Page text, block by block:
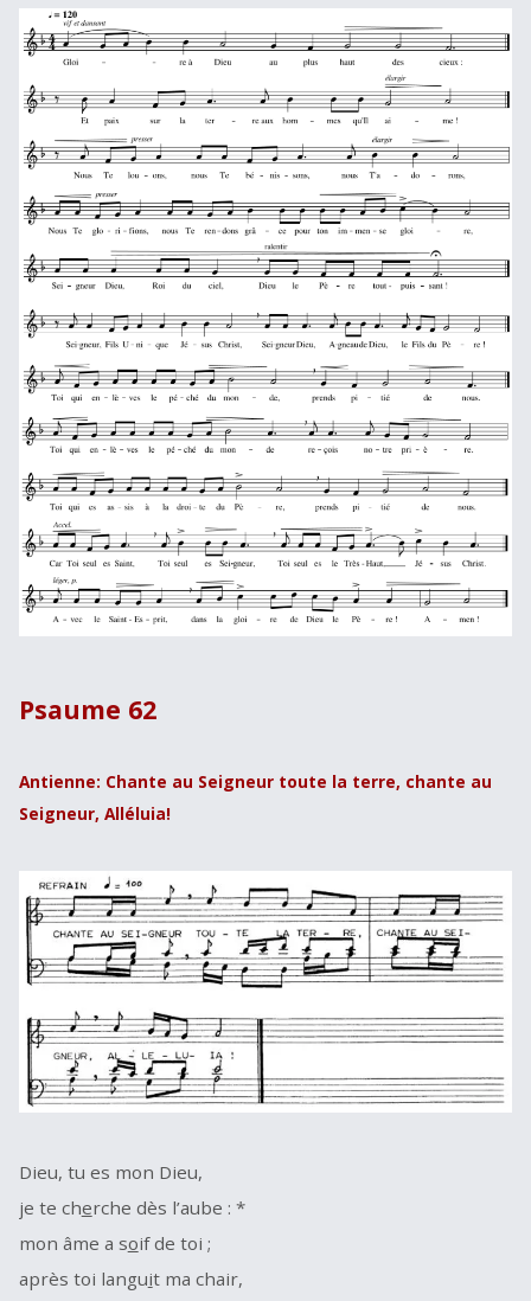
Psaume 62
Antienne: Chante au Seigneur toute la terre, chante au
Seigneur, Alléluia!
Dieu, tu es mon Dieu,
je te cherche dès l’aube : *
mon âme a soif de toi ;
après toi languit ma chair,